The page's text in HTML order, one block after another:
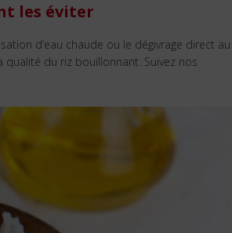
les éviter
d’eau chaude ou le dégivrage direct au
du riz bouillonnant. Suivez nos